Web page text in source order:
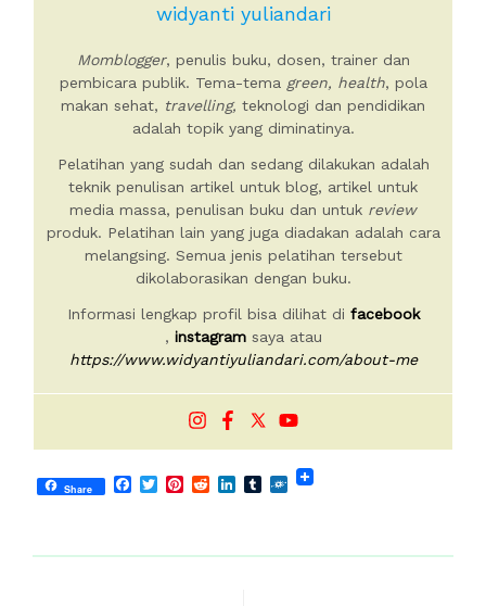
widyanti yuliandari
Momblogger, penulis buku, dosen, trainer dan
pembicara publik. Tema-tema green, health, pola
makan sehat, travelling, teknologi dan pendidikan
adalah topik yang diminatinya.
Pelatihan yang sudah dan sedang dilakukan adalah
teknik penulisan artikel untuk blog, artikel untuk
media massa, penulisan buku dan untuk review
produk. Pelatihan lain yang juga diadakan adalah cara
melangsing. Semua jenis pelatihan tersebut
dikolaborasikan dengan buku.
Informasi lengkap profil bisa dilihat di facebook
, instagramsaya atau
https://www.widyantiyuliandari.com/about-me
Share Facebook
TwitterPinterest
RedditLinkedIn
Tumblr
Folkd